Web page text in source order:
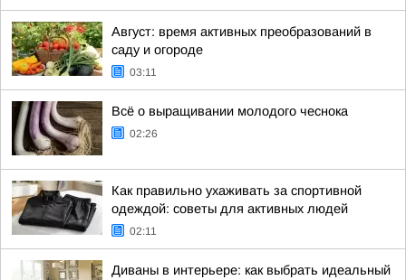
Август: время активных преобразований в
саду и огороде
03:11
Всё о выращивании молодого чеснока
02:26
Как правильно ухаживать за спортивной
одеждой: советы для активных людей
02:11
Диваны в интерьере: как выбрать идеальный